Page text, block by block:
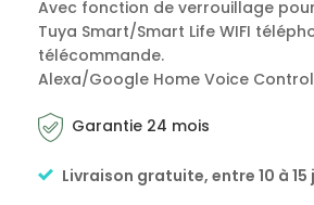
Avec fonction de verrouillage
Tuya Smart/Smart Life WIFI
télécommande.
Alexa/Google Home Voice
Garantie 24 mois
Livraison gratuite, entre 10 à 15